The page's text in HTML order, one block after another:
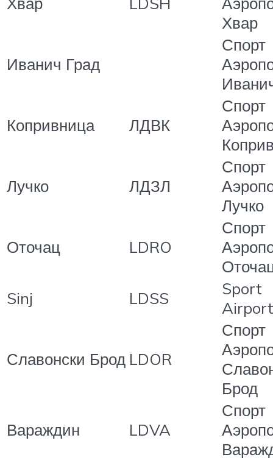
Хвар
Иванич Град
Спорт
Копривница ЛДВК
Спорт
Лучко ЛДЗЛ
Спорт
Лучко
Оточац LDRO
Спорт
Sinj
LDSS
Sport
Славонски Брод LDOR
Спорт
Брод
Вараждин LDVA
Спорт